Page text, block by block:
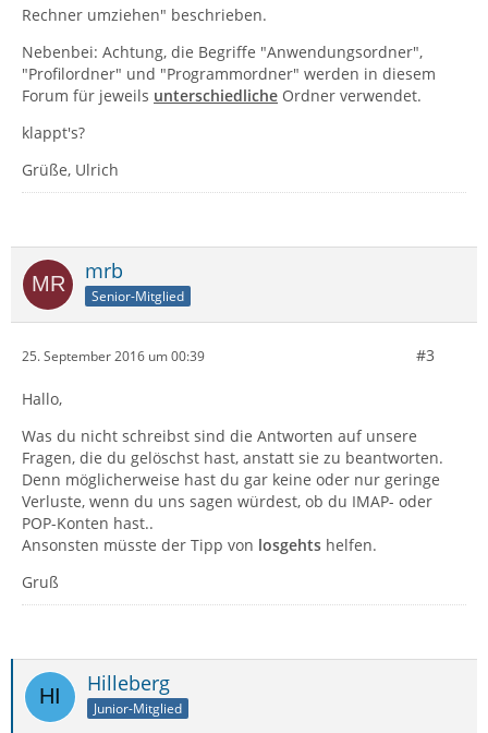
Rechner umziehen" beschrieben.
Nebenbei: Achtung, die Begriffe "Anwendungsordner",
"Profilordner" und "Programmordner" werden in diesem
Forum für jeweils unterschiedliche Ordner verwendet.
klappt's?
Grüße, Ulrich
mrb
Senior-Mitglied
25. September 2016 um 00:39 #3
Hallo,
Was du nicht schreibst sind die Antworten auf unsere
Fragen, die du gelöschst hast, anstatt sie zu beantworten.
Denn möglicherweise hast du gar keine oder nur geringe
Verluste, wenn du uns sagen würdest, ob du IMAP- oder
POP-Konten hast..
Ansonsten müsste der Tipp von losgehts helfen.
Gruß
Hilleberg
Junior-Mitglied